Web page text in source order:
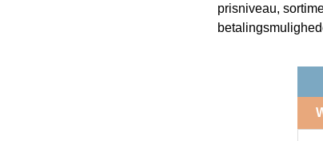
prisniveau,